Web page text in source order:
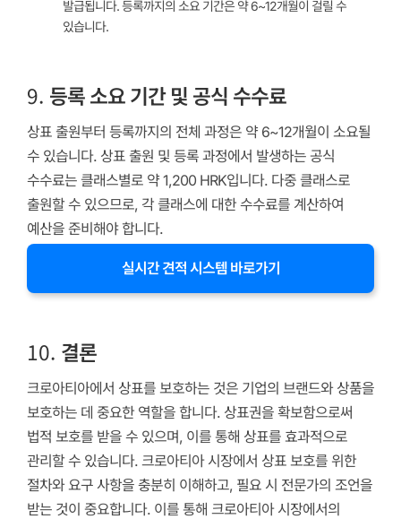
발급됩니다. 등록까지의 소요 기간은 약 6~12개월이 걸릴 수
있습니다.
9. 등록 소요 기간 및 공식 수수료
상표 출원부터 등록까지의 전체 과정은 약 6~12개월이 소요될
수 있습니다. 상표 출원 및 등록 과정에서 발생하는 공식
수수료는 클래스별로 약 1,200 HRK입니다. 다중 클래스로
출원할 수 있으므로, 각 클래스에 대한 수수료를 계산하여
예산을 준비해야 합니다.
실시간 견적 시스템 바로가기
10. 결론
크로아티아에서 상표를 보호하는 것은 기업의 브랜드와 상품을
보호하는 데 중요한 역할을 합니다. 상표권을 확보함으로써
법적 보호를 받을 수 있으며, 이를 통해 상표를 효과적으로
관리할 수 있습니다. 크로아티아 시장에서 상표 보호를 위한
절차와 요구 사항을 충분히 이해하고, 필요 시 전문가의 조언을
받는 것이 중요합니다. 이를 통해 크로아티아 시장에서의